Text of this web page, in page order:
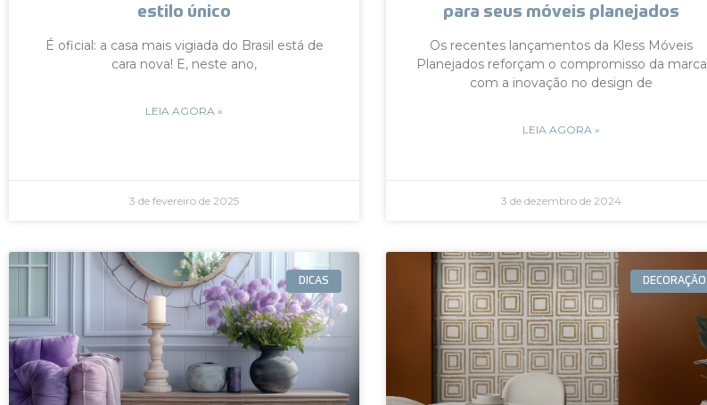
estilo único
É oficial: a casa mais vigiada do Brasil está de
cara nova! E, neste ano,
LEIA AGORA »
3 de fevereiro de 2025
para seus móveis planejados
Os recentes lançamentos da Kless Móveis
Planejados reforçam o compromisso da marca
com a inovação no design de
LEIA AGORA »
3 de dezembro de 2024
DICAS DECORAÇÃO